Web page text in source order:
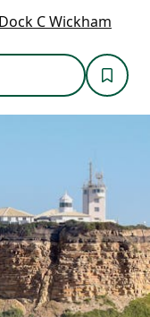
C Wickham